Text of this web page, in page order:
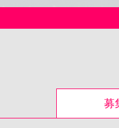
募